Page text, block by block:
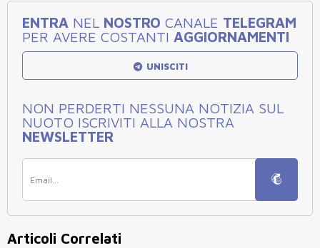
ENTRA NEL NOSTRO CANALE TELEGRAM
PER AVERE COSTANTI AGGIORNAMENTI
UNISCITI
NON PERDERTI NESSUNA NOTIZIA SUL
NUOTO ISCRIVITI ALLA NOSTRA
NEWSLETTER
Articoli Correlati